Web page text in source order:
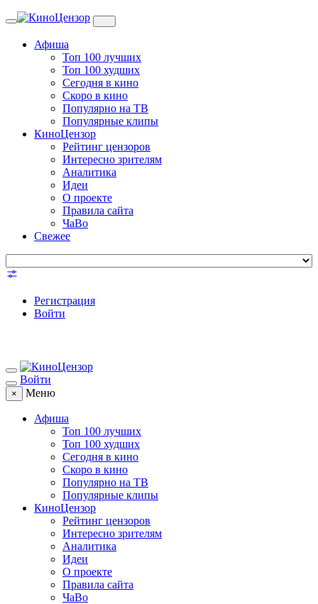
Toggle
Афиша
Топ 100 лучших
Топ 100 худших
Сегодня в кино
Скоро в кино
Популярно на ТВ
Популярные клипы
КиноЦензор
Рейтинг цензоров
Интересно зрителям
Аналитика
Идеи
О проекте
Правила сайта
ЧаВо
Свежее
Регистрация
Войти
Войти
× Меню
Афиша
Топ 100 лучших
Топ 100 худших
Сегодня в кино
Скоро в кино
Популярно на ТВ
Популярные клипы
КиноЦензор
Рейтинг цензоров
Интересно зрителям
Аналитика
Идеи
О проекте
Правила сайта
ЧаВо